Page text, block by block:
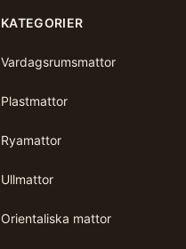
KATEGORIER
Vardagsrumsmattor
Plastmattor
Ryamattor
Ullmattor
Orientaliska mattor